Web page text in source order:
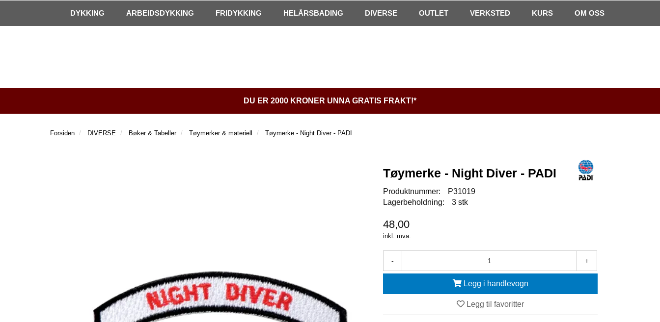
Kontakt oss! Åpningstider Min side Infosenter Favoritter
DYKKING ARBEIDSDYKKING FRIDYKKING HELÅRSBADING DIVERSE OUTLET VERKSTED KURS OM OSS
DU ER 2000 KRONER UNNA GRATIS FRAKT!*
Forsiden DIVERSE Bøker & Tabeller Tøymerker & materiell Tøymerke - Night Diver - PADI
Tøymerke - Night Diver - PADI
Produktnummer:
P31019
Lagerbeholdning:
3 stk
48,00
inkl. mva.
- +
Legg i handlevogn
Legg til favoritter